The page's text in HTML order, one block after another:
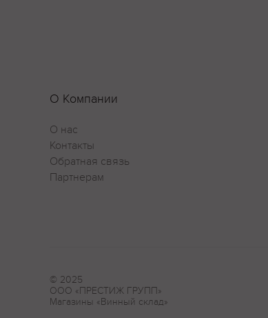
О Компании
О нас
Контакты
Обратная связь
Партнерам
© 2025
ООО «ПРЕСТИЖ ГРУПП»
Магазины «Винный склад»